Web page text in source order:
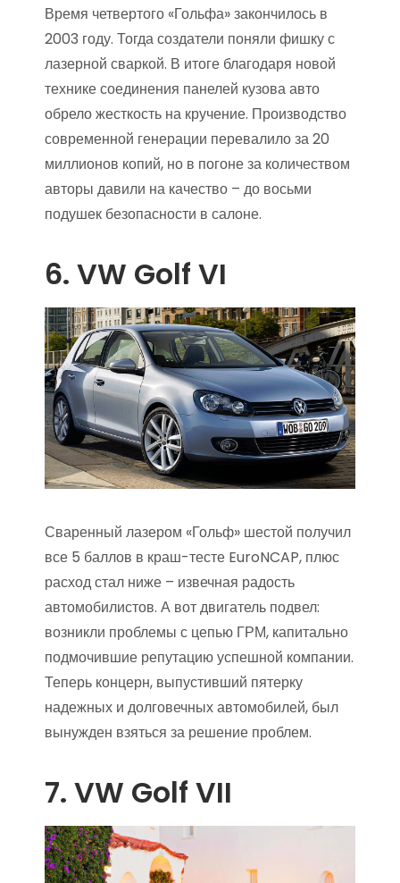
Время четвертого «Гольфа» закончилось в
2003 году. Тогда создатели поняли фишку с
лазерной сваркой. В итоге благодаря новой
технике соединения панелей кузова авто
обрело жесткость на кручение. Производство
современной генерации перевалило за 20
миллионов копий, но в погоне за количеством
авторы давили на качество – до восьми
подушек безопасности в салоне.
6. VW Golf VI
Сваренный лазером «Гольф» шестой получил
все 5 баллов в краш-тесте EuroNCAP, плюс
расход стал ниже – извечная радость
автомобилистов. А вот двигатель подвел:
возникли проблемы с цепью ГРМ, капитально
подмочившие репутацию успешной компании.
Теперь концерн, выпустивший пятерку
надежных и долговечных автомобилей, был
вынужден взяться за решение проблем.
7. VW Golf VII